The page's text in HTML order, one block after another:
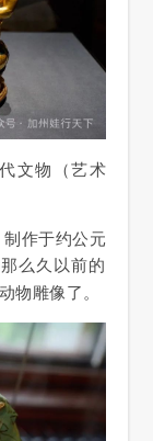
文物（艺术
制作于约公元
么久以前的
物雕像了。